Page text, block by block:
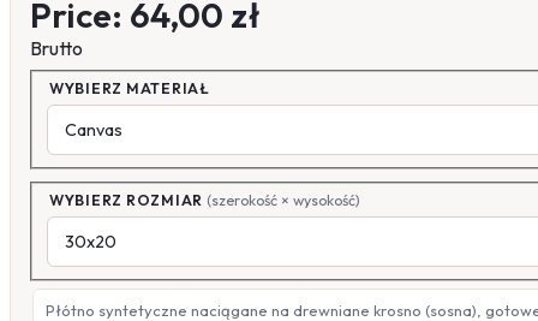
Price: 64,00 zł
Brutto
WYBIERZ MATERIAŁ
WYBIERZ ROZMIAR (szerokość × wysokość)
Płótno syntetyczne naciągane na drewniane krosno (sosna),